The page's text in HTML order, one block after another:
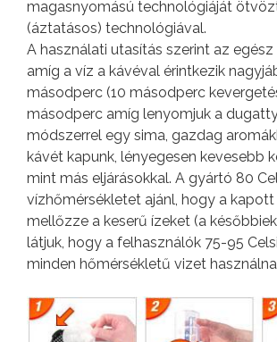
magasnyomású technológiáját
(áztatásos) technológiával.
A használati utasítás szerint az
amíg a víz a kávéval érintkezik
másodperc (10 másodperc
másodperc amíg lenyomjuk a
módszerrel egy sima, gazdag
kávét kapunk, lényegesen kevesebb
mint más eljárásokkal. A gyártó 80
vízhőmérsékletet ajánl, hogy a
mellőzze a keserű ízeket (a
látjuk, hogy a felhasználók 75-95
minden hőmérsékletű vizet